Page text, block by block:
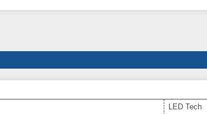
LED Tech